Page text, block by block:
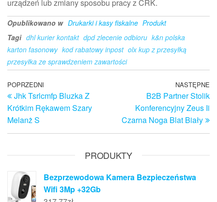
urządzeń lub zmiany sposobu pracy z CRK.
Opublikowano w Drukarki i kasy fiskalne Produkt
Tagi dhl kurier kontakt dpd zlecenie odbioru k&n polska
karton fasonowy kod rabatowy inpost olx kup z przesyłką
przesyłka ze sprawdzeniem zawartości
Nawigacja
wpisu
Poprzedni
wpis
POPRZEDNI
Jhk Tsrlcmfp Bluzka Z
Krótkim Rękawem Szary
Melanż S
NASTĘPNE
B2B Partner Stolik
Konferencyjny Zeus Ii
Czarna Noga Blat Biały
PRODUKTY
Bezprzewodowa Kamera Bezpieczeństwa
Wifi 3Mp +32Gb